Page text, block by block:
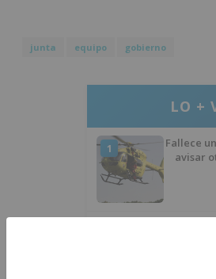
junta equipo gobierno
LO +
1
Fallece
avisar